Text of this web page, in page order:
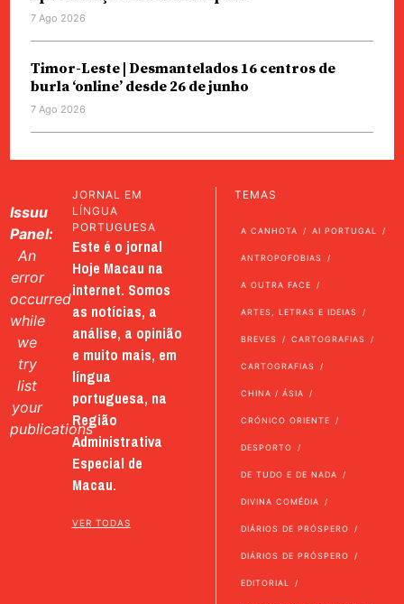
7 Ago 2026
Timor-Leste | Desmantelados 16 centros de
burla ‘online’ desde 26 de junho
7 Ago 2026
Issuu
Panel:
An
error
occurred
while
we
try
list
your
publications
JORNAL EM
LÍNGUA
PORTUGUESA
Este é o jornal
Hoje Macau na
internet. Somos
as notícias, a
análise, a opinião
e muito mais, em
língua
portuguesa, na
Região
Administrativa
Especial de
Macau.
VER TODAS
TEMAS
A CANHOTA AI PORTUGAL
ANTROPOFOBIAS
A OUTRA FACE
ARTES, LETRAS E IDEIAS
BREVES CARTOGRAFIAS
CARTOGRAFIAS
CHINA / ÁSIA
CRÓNICO ORIENTE
DESPORTO
DE TUDO E DE NADA
DIVINA COMÉDIA
DIÁRIOS DE PRÓSPERO
DIÁRIOS DE PRÓSPERO
EDITORIAL